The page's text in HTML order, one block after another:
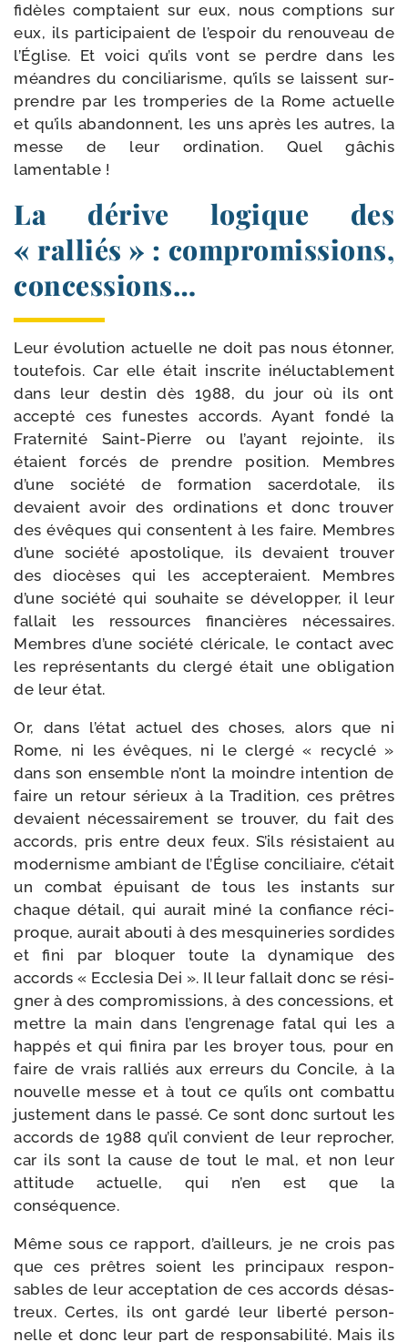
fidèles comp­taient sur eux, nous comp­tions sur
eux, ils par­ti­ci­paient de l’es­poir du renou­veau de
l’Église. Et voi­ci qu’ils vont se perdre dans les
méandres du conci­lia­risme, qu’ils se laissent sur­
prendre par les trom­pe­ries de la Rome actuelle
et qu’ils aban­donnent, les uns après les autres, la
messe de leur ordi­na­tion. Quel gâchis
lamentable !
La dérive logique des
« ralliés » : compromissions,
concessions…
Leur évo­lu­tion actuelle ne doit pas nous éton­ner,
tou­te­fois. Car elle était ins­crite iné­luc­ta­ble­ment
dans leur des­tin dès 1988, du jour où ils ont
accep­té ces funestes accords. Ayant fon­dé la
Fraternité Saint-​Pierre ou l’ayant rejointe, ils
étaient for­cés de prendre posi­tion. Membres
d’une socié­té de for­ma­tion sacer­do­tale, ils
devaient avoir des ordi­na­tions et donc trou­ver
des évêques qui consentent à les faire. Membres
d’une socié­té apos­to­lique, ils devaient trou­ver
des dio­cèses qui les accep­te­raient. Membres
d’une socié­té qui sou­haite se déve­lop­per, il leur
fal­lait les res­sources finan­cières néces­saires.
Membres d’une socié­té clé­ri­cale, le contact avec
les repré­sen­tants du cler­gé était une obli­ga­tion
de leur état.
Or, dans l’é­tat actuel des choses, alors que ni
Rome, ni les évêques, ni le cler­gé « recy­clé »
dans son ensemble n’ont la moindre inten­tion de
faire un retour sérieux à la Tradition, ces prêtres
devaient néces­sai­re­ment se trou­ver, du fait des
accords, pris entre deux feux. S’ils résis­taient au
moder­nisme ambiant de l’Église conci­liaire, c’é­tait
un com­bat épui­sant de tous les ins­tants sur
chaque détail, qui aurait miné la confiance réci­
proque, aurait abou­ti à des mes­qui­ne­ries sor­dides
et fini par blo­quer toute la dyna­mique des
accords « Ecclesia Dei ». Il leur fal­lait donc se rési­
gner à des com­pro­mis­sions, à des conces­sions, et
mettre la main dans l’en­gre­nage fatal qui les a
hap­pés et qui fini­ra par les broyer tous, pour en
faire de vrais ral­liés aux erreurs du Concile, à la
nou­velle messe et à tout ce qu’ils ont com­bat­tu
jus­te­ment dans le pas­sé. Ce sont donc sur­tout les
accords de 1988 qu’il convient de leur repro­cher,
car ils sont la cause de tout le mal, et non leur
atti­tude actuelle, qui n’en est que la
conséquence.
Même sous ce rap­port, d’ailleurs, je ne crois pas
que ces prêtres soient les prin­ci­paux res­pon­
sables de leur accep­ta­tion de ces accords désas­
treux. Certes, ils ont gar­dé leur liber­té per­son­
nelle et donc leur part de res­pon­sa­bi­li­té. Mais ils